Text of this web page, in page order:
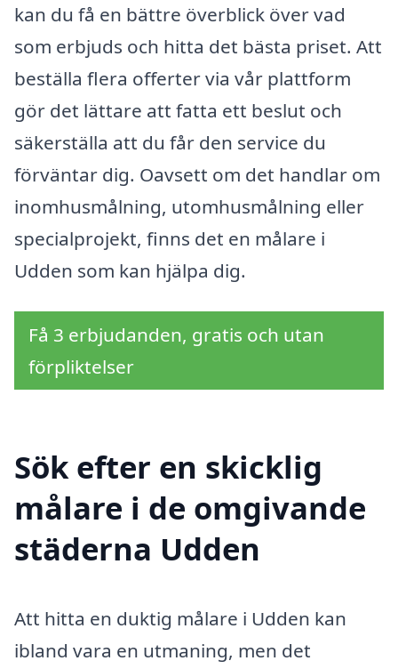
kan du få en bättre överblick över vad
som erbjuds och hitta det bästa priset. Att
beställa flera offerter via vår plattform
gör det lättare att fatta ett beslut och
säkerställa att du får den service du
förväntar dig. Oavsett om det handlar om
inomhusmålning, utomhusmålning eller
specialprojekt, finns det en målare i
Udden som kan hjälpa dig.
Få 3 erbjudanden, gratis och utan
förpliktelser
Sök efter en skicklig
målare i de omgivande
städerna Udden
Att hitta en duktig målare i Udden kan
ibland vara en utmaning, men det